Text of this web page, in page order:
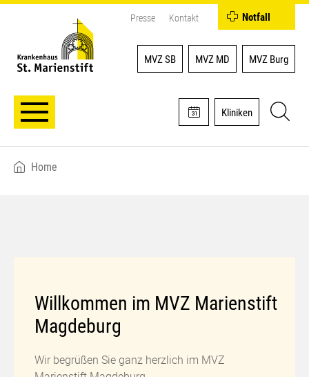
Presse Kontakt
Kliniken
MVZ SB MVZ MD MVZ Burg
Notfall
Breadcrumb
Home
Willkommen im MVZ Marienstift
Magdeburg
Wir begrüßen Sie ganz herzlich im MVZ